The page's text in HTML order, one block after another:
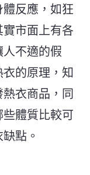
反應，如狂
實市面上有各
不適的假
的原理，知
衣商品，同
體質比較可
點。